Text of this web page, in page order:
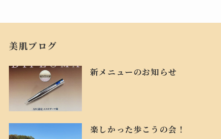
美肌ブログ
新メニューのお知らせ
楽しかった歩こうの会！